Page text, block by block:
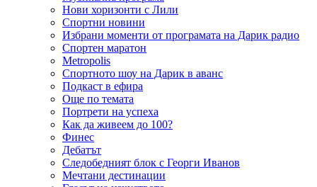
Нови хоризонти с Лили
Спортни новини
Избрани моменти от програмата на Дарик радио
Спортен маратон
Metropolis
Спортното шоу на Дарик в аванс
Подкаст в ефира
Още по темата
Портрети на успеха
Как да живеем до 100?
Финес
Дебатът
Следобедният блок с Георги Иванов
Мечтани дестинации